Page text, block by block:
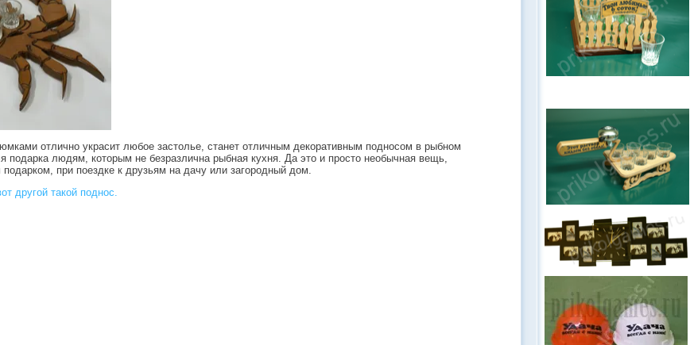
отлично украсит любое застолье, станет отличным декоративным подносом в рыбном
подарка людям, которым не безразлична рыбная кухня. Да это и просто необычная вещь,
при поездке к друзьям на дачу или загородный дом.
другой такой поднос.